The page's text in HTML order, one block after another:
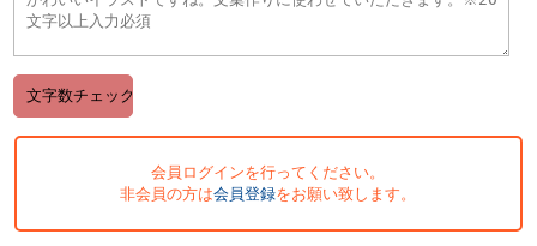
会員ログインを行ってください。
非会員の方は会員登録をお願い致します。